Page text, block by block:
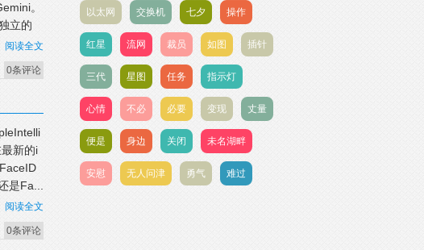
。
立的
阅读全文
0条评论
新的i
是Fa...
阅读全文
0条评论
以太网 交换机 七夕 操作
红星 流网 裁员 如图 插针
三代 星图 任务 指示灯
心情 不必 必要 变现 丈量
便是 身边 关闭 未名湖畔
安慰 无人问津 勇气 难过